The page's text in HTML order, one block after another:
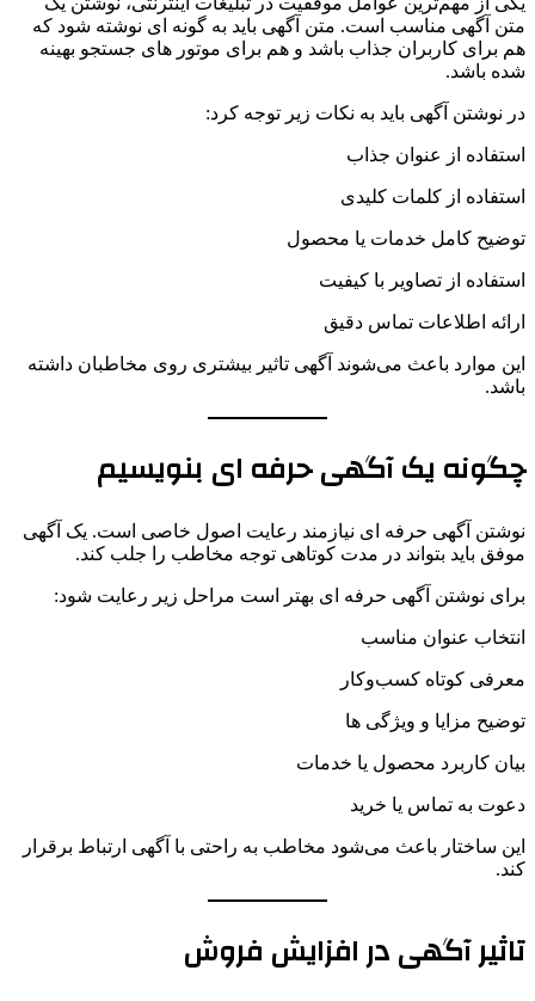
متن آگهی مناسب است. متن آگهی باید به گونه ای نوشته شود که
هم برای کاربران جذاب باشد و هم برای موتور های جستجو بهینه
شده باشد.
در نوشتن آگهی باید به نکات زیر توجه کرد:
استفاده از عنوان جذاب
استفاده از کلمات کلیدی
توضیح کامل خدمات یا محصول
استفاده از تصاویر با کیفیت
ارائه اطلاعات تماس دقیق
این موارد باعث می‌شوند آگهی تاثیر بیشتری روی مخاطبان داشته
باشد.
چگونه یک آگهی حرفه ای بنویسیم
نوشتن آگهی حرفه ای نیازمند رعایت اصول خاصی است. یک آگهی
موفق باید بتواند در مدت کوتاهی توجه مخاطب را جلب کند.
برای نوشتن آگهی حرفه ای بهتر است مراحل زیر رعایت شود:
انتخاب عنوان مناسب
معرفی کوتاه کسب‌وکار
توضیح مزایا و ویژگی ها
بیان کاربرد محصول یا خدمات
دعوت به تماس یا خرید
این ساختار باعث می‌شود مخاطب به راحتی با آگهی ارتباط برقرار
کند.
تاثیر آگهی در افزایش فروش